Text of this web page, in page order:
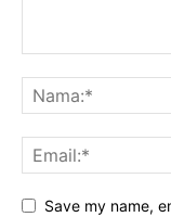
tiga panduan pola
tiga pola kandil
tiga
tren pembalikan
waktu kadaluwarsa
Save my name,